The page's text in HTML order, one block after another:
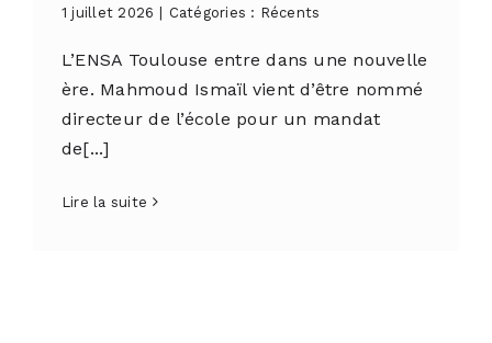
1 juillet 2026 | Catégories : Récents
L’ENSA Toulouse entre dans une nouvelle
ère. Mahmoud Ismaïl vient d’être nommé
directeur de l’école pour un mandat
de[...]
Lire la suite